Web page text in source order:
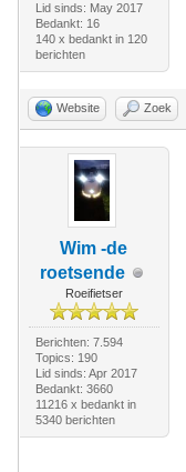
Lid sinds: May 2017
Bedankt: 16
140 x bedankt in 120
berichten
Website Zoek
Wim -de
roetsende
Roeifietser
Berichten: 7.594
Topics: 190
Lid sinds: Apr 2017
Bedankt: 3660
11216 x bedankt in
5340 berichten